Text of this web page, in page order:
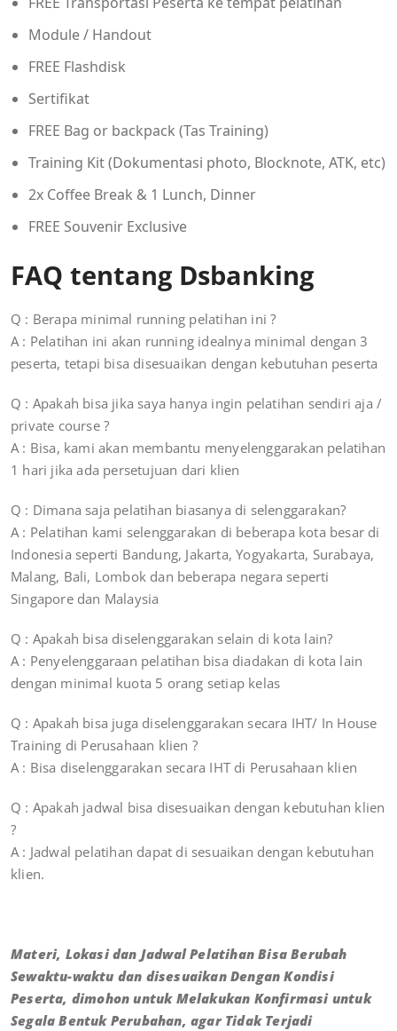
Module / Handout
FREE Flashdisk
Sertifikat
FREE Bag or backpack (Tas Training)
Training Kit (Dokumentasi photo, Blocknote, ATK, etc)
2x Coffee Break & 1 Lunch, Dinner
FREE Souvenir Exclusive
FAQ tentang Dsbanking
Q : Berapa minimal running pelatihan ini ?
A : Pelatihan ini akan running idealnya minimal dengan 3
peserta, tetapi bisa disesuaikan dengan kebutuhan peserta
Q : Apakah bisa jika saya hanya ingin pelatihan sendiri aja /
private course ?
A : Bisa, kami akan membantu menyelenggarakan pelatihan
1 hari jika ada persetujuan dari klien
Q : Dimana saja pelatihan biasanya di selenggarakan?
A : Pelatihan kami selenggarakan di beberapa kota besar di
Indonesia seperti Bandung, Jakarta, Yogyakarta, Surabaya,
Malang, Bali, Lombok dan beberapa negara seperti
Singapore dan Malaysia
Q : Apakah bisa diselenggarakan selain di kota lain?
A : Penyelenggaraan pelatihan bisa diadakan di kota lain
dengan minimal kuota 5 orang setiap kelas
Q : Apakah bisa juga diselenggarakan secara IHT/ In House
Training di Perusahaan klien ?
A : Bisa diselenggarakan secara IHT di Perusahaan klien
Q : Apakah jadwal bisa disesuaikan dengan kebutuhan klien
?
A : Jadwal pelatihan dapat di sesuaikan dengan kebutuhan
klien.
Materi, Lokasi dan Jadwal Pelatihan Bisa Berubah
Sewaktu-waktu dan disesuaikan Dengan Kondisi
Peserta, dimohon untuk Melakukan Konfirmasi untuk
Segala Bentuk Perubahan, agar Tidak Terjadi